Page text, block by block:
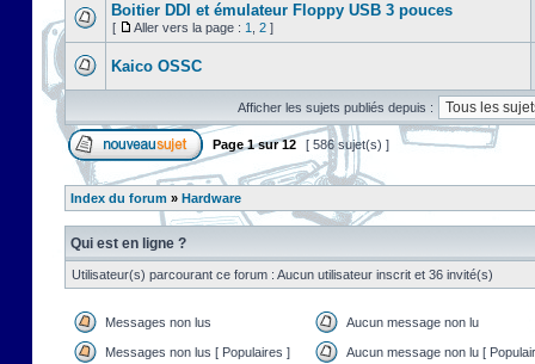
Boitier DDI et émulateur Floppy USB 3 pouces
[ Aller vers la page : 1 2 ]
Kaico OSSC
Afficher les sujets publiés depuis :
Page1sur12 [ 586 sujet(s) ]
Index du forum » Hardware
Qui est en ligne ?
Utilisateur(s) parcourant ce forum : Aucun utilisateur inscrit et 36 invité(s)
Messages non lus Aucun message non lu
Messages non lus [ Populaires ] Aucun message non lu [